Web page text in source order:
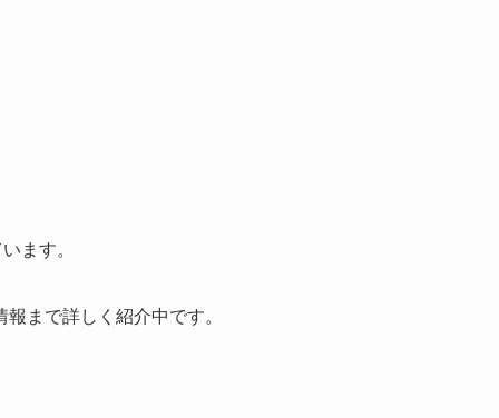
ます。
まで詳しく紹介中です。